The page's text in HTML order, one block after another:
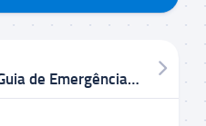
O Windows não inicia? Guia de Emergência para recuperar o sistema e salvar seus arquivos